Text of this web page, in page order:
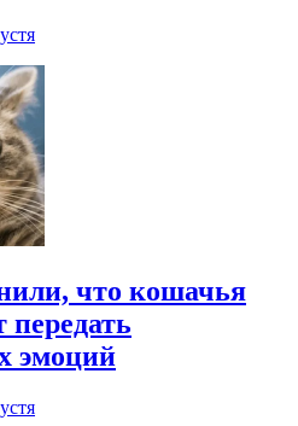
что кошачья
эмоций